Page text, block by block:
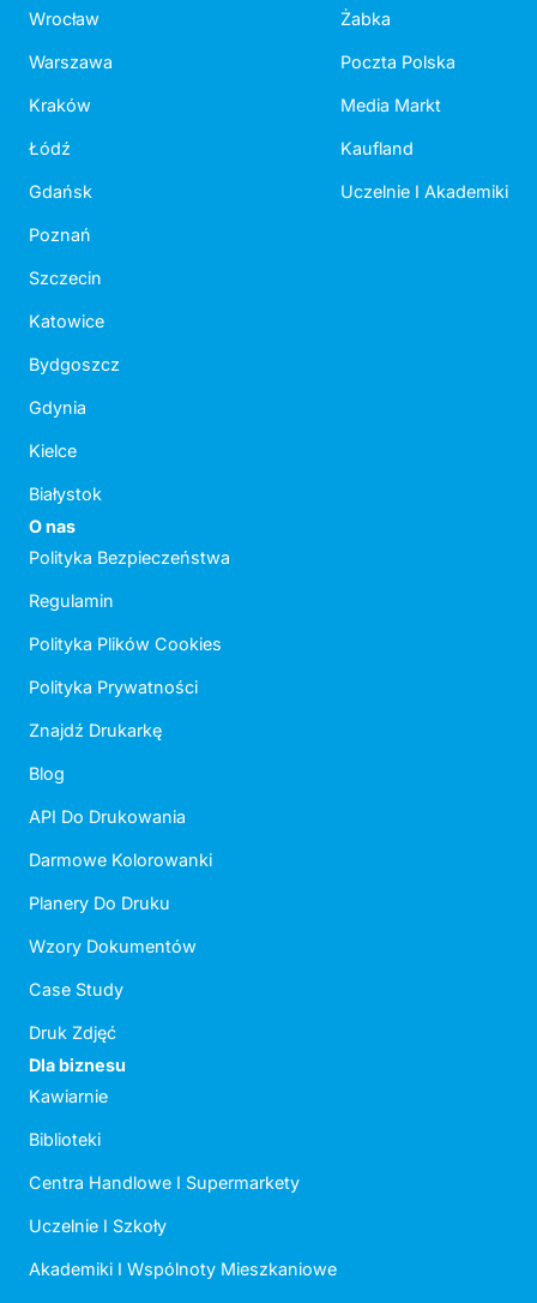
Wrocław
Warszawa
Kraków
Łódź
Gdańsk
Poznań
Szczecin
Katowice
Bydgoszcz
Gdynia
Kielce
Białystok
Żabka
Poczta Polska
Media Markt
Kaufland
Uczelnie I Akademiki
O nas
Polityka Bezpieczeństwa
Regulamin
Polityka Plików Cookies
Polityka Prywatności
Znajdź Drukarkę
Blog
API Do Drukowania
Darmowe Kolorowanki
Planery Do Druku
Wzory Dokumentów
Case Study
Druk Zdjęć
Dla biznesu
Kawiarnie
Biblioteki
Centra Handlowe I Supermarkety
Uczelnie I Szkoły
Akademiki I Wspólnoty Mieszkaniowe